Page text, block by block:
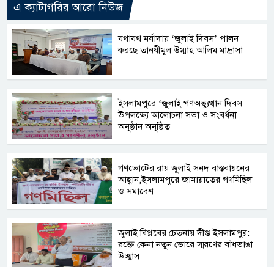
এ ক্যাটাগরির আরো নিউজ
যথাযথ মর্যাদায় ‘জুলাই দিবস’ পালন
করছে তানযীমুল উম্মাহ আলিম মাদ্রাসা
ইসলামপুরে ‘জুলাই গণঅভ্যুত্থান দিবস
উপলক্ষ্যে আলোচনা সভা ও সংবর্ধনা
অনুষ্ঠান অনুষ্ঠিত
গণভোটের রায় জুলাই সনদ বাস্তবায়নের
আহ্বান,ইসলামপুরে জামায়াতের গণমিছিল
ও সমাবেশ
জুলাই বিপ্লবের চেতনায় দীপ্ত ইসলামপুর:
রক্তে কেনা নতুন ভোরে স্মরণের বাঁধভাঙা
উচ্ছ্বাস